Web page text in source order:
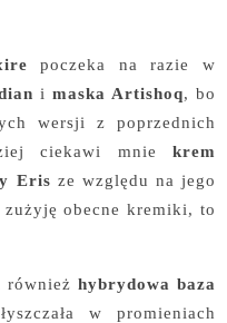
poczeka na razie w
i maska Artishoq, bo
wersji z poprzednich
ciekawi mnie krem
Eris ze względu na jego
obecne kremiki, to
również hybrydowa baza
w promieniach